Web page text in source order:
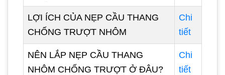
LỢI ÍCH CỦA NẸP CẦU THANG
CHỐNG TRƯỢT NHÔM
Chi
tiết
NÊN LẮP NẸP CẦU THANG
NHÔM CHỐNG TRƯỢT Ở ĐÂU?
Chi
tiết